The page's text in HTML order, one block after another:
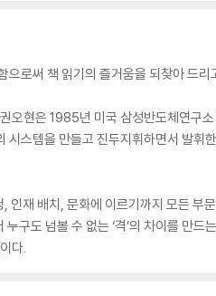
로써 책 읽기의 즐거움을 되찾아 드리
오현은 1985년 미국 삼성반도체연구
스템을 만들고 진두지휘하면서 발휘
재 배치, 문화에 이르기까지 모든 부
구도 넘볼 수 없는 ‘격’의 차이를 만드
다.